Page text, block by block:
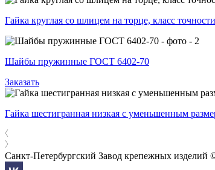
Гайка круглая со шлицем на торце, класс
Шайбы пружинные ГОСТ 6402-70
Заказать
Гайка шестигранная низкая с уменьшенным
Санкт-Петербургский Завод крепежных изделий